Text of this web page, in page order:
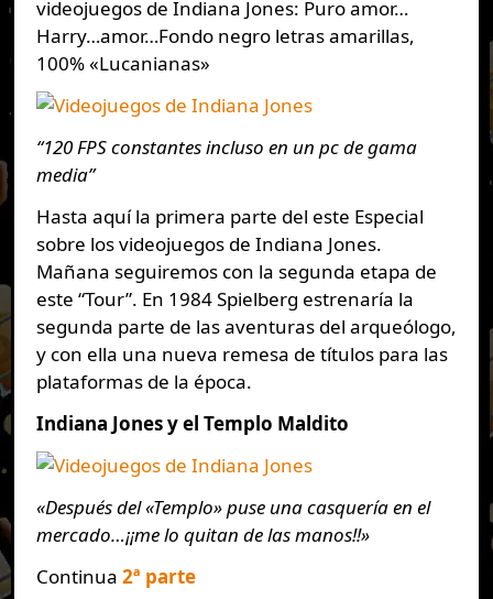
videojuegos de Indiana Jones: Puro amor…
Harry…amor…Fondo negro letras amarillas,
100% «Lucanianas»
“120 FPS constantes incluso en un pc de gama
media”
Hasta aquí la primera parte del este Especial
sobre los videojuegos de Indiana Jones.
Mañana seguiremos con la segunda etapa de
este “Tour”. En 1984 Spielberg estrenaría la
segunda parte de las aventuras del arqueólogo,
y con ella una nueva remesa de títulos para las
plataformas de la época.
Indiana Jones y el Templo Maldito
«Después del «Templo» puse una casquería en el
mercado…¡¡me lo quitan de las manos!!»
Continua 2ª parte